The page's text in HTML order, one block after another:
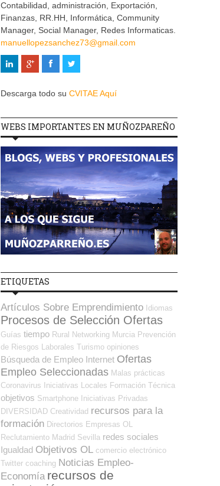
Contabilidad, administración, Exportación,
Finanzas, RR.HH, Informática, Community
Manager, Social Manager, Redes Informaticas.
manuellopezsanchez73@gmail.com
Descarga todo su CVITAE Aquí
WEBS IMPORTANTES EN MUÑOZPAREÑO
ETIQUETAS
Artículos Sobre Emprendimiento Idiomas
Procesos de Selección Ofertas
Guías tiempo Rural Networking Murcia Prevención
de Riesgos Laborales Turismo opiniones
Búsqueda de Empleo Internet Ofertas
Empleo Seleccionadas Malas prácticas
Coronavirus
Iniciativas Locales Formación Técnica
objetivos Smartphone Iniciativas Privadas
DIVERSIDAD Creatividad recursos para la
formación Directorios Empresas OL
Reclutamiento Madrid Sevilla redes sociales
Igualdad Objetivos OL comercio electrónico
Twitter coaching Noticias Empleo-
Economía recursos de